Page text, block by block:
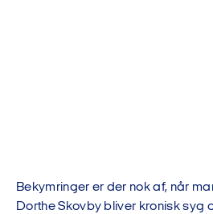
Bekymringer er der nok af, når
Dorthe Skovby bliver kronisk syg